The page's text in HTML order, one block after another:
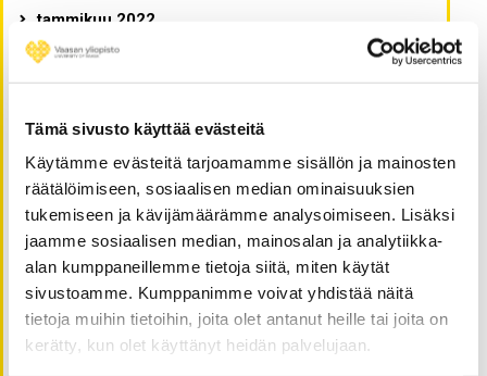
Tämä sivusto käyttää evästeitä
Käytämme evästeitä tarjoamamme sisällön ja mainosten
räätälöimiseen, sosiaalisen median ominaisuuksien
tukemiseen ja kävijämäärämme analysoimiseen. Lisäksi
jaamme sosiaalisen median, mainosalan ja analytiikka-
alan kumppaneillemme tietoja siitä, miten käytät
sivustoamme. Kumppanimme voivat yhdistää näitä
tietoja muihin tietoihin, joita olet antanut heille tai joita on
kerätty, kun olet käyttänyt heidän palvelujaan.
tammikuu 2022
joulukuu 2021
marraskuu 2021
elokuu 2021
kesäkuu 2021
toukokuu 2021
huhtikuu 2021
maaliskuu 2021
helmikuu 2021
tammikuu 2021